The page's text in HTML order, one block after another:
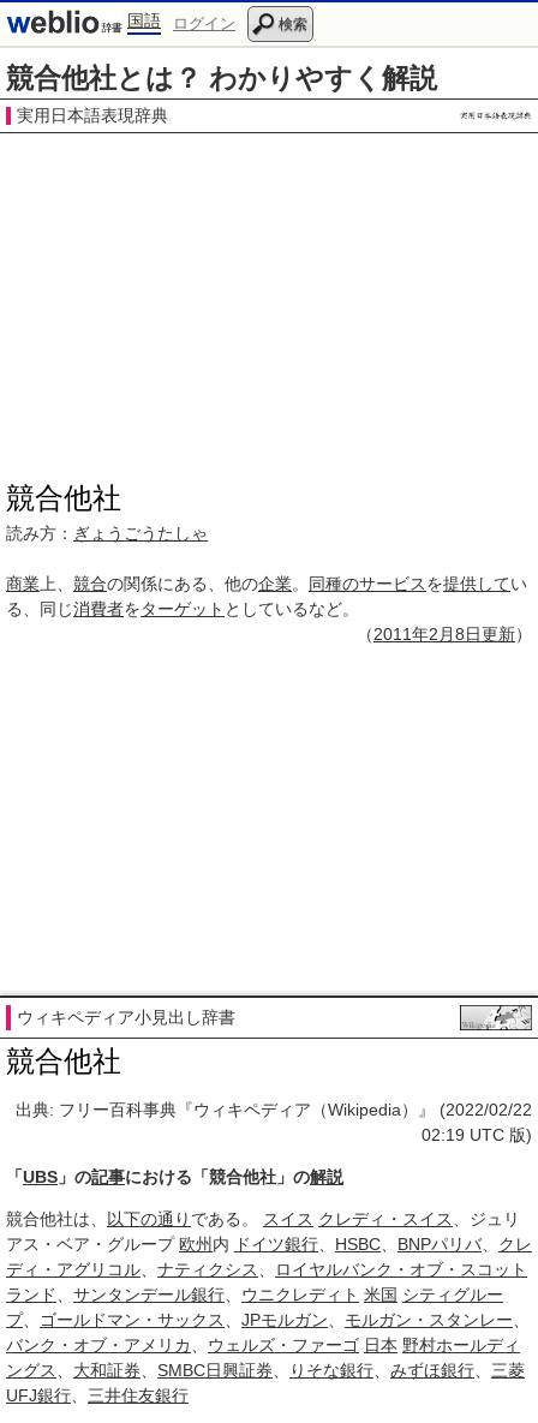
国語 ログイン 検索
競合他社とは？ わかりやすく解説
実用日本語表現辞典
競合他社
読み方： ぎょうごうたしゃ
商業 上、 競合の関係にある、他の企業。 同種のサービスを提供してい
る、同じ消費者をターゲット としているなど。
（2011年2月8日更新）
ウィキペディア小見出し辞書
競合他社
出典: フリー百科事典『ウィキペディア（Wikipedia）』 (2022/02/22
02:19 UTC 版)
「UBS 」の記事における「競合他社」の解説
競合他社は、 以下の通り である。 スイス クレディ・スイス
、ジュリ
アス・ベア・グループ欧州 内 ドイツ銀行 HSBC BNPパリバ、 クレ
ディ・アグリコル
ナティクシス
ロイヤルバンク・オブ・スコット
ランド
サンタンデール銀行 ウニクレディト 米国 シティグルー
プ、 ゴールドマン・サックス JPモルガン モルガン・スタンレー
バンク・オブ・アメリカ
ウェルズ・ファーゴ 日本 野村ホールディ
ングス
大和証券 SMBC日興証券 りそな銀行 みずほ銀行
三菱
UFJ銀行
三井住友銀行